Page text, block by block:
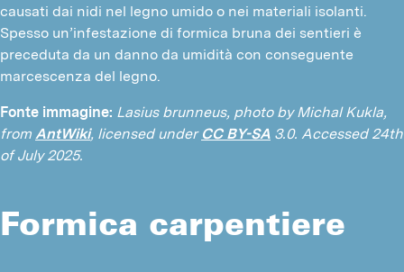
causati dai nidi nel legno umido o nei materiali isolanti.
Spesso un’infestazione di formica bruna dei sentieri è
preceduta da un danno da umidità con conseguente
marcescenza del legno.
Fonte immagine: Lasius brunneus, photo by Michal Kukla,
from AntWiki, licensed under CC BY-SA 3.0. Accessed 24th
of July 2025.
Formica carpentiere